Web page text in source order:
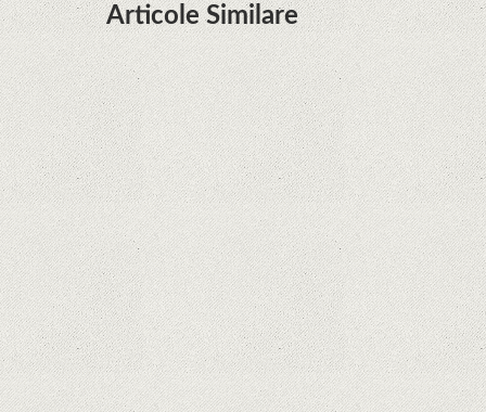
Articole Similare
Microsoft lucrează la dezvoltarea unui procesor
proprietar pentru dispozitivele Surface
Hoții de telefoane dezvăluie cum fură și banii
victimelor, folosind doar cartela SIM
Samsung Galaxy S21 Ultra: cel mai bun telefon
Android de pe piață